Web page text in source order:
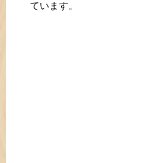
ています。